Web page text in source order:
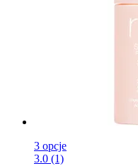
3 opcje
3.0 (1)